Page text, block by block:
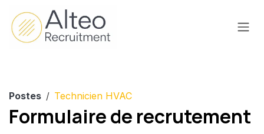
Se rendre au contenu
Postes Technicien HVAC
Formulaire de recrutement